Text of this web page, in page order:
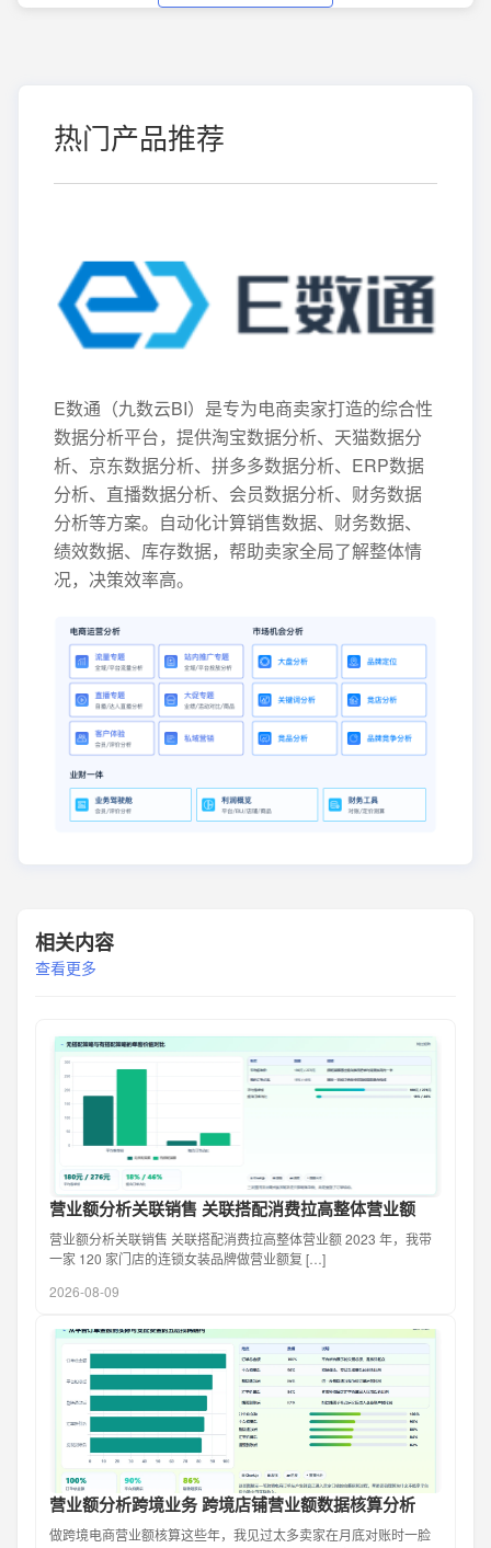
热门产品推荐
E数通（九数云BI）是专为电商卖家打造的综合性
数据分析平台，提供淘宝数据分析、天猫数据分
析、京东数据分析、拼多多数据分析、ERP数据
分析、直播数据分析、会员数据分析、财务数据
分析等方案。自动化计算销售数据、财务数据、
绩效数据、库存数据，帮助卖家全局了解整体情
况，决策效率高。
相关内容
查看更多
营业额分析关联销售 关联搭配消费拉高整体营业额
营业额分析关联销售 关联搭配消费拉高整体营业额 2023 年，我带
一家 120 家门店的连锁女装品牌做营业额复 […]
2026-08-09
营业额分析跨境业务 跨境店铺营业额数据核算分析
做跨境电商营业额核算这些年，我见过太多卖家在月底对账时一脸